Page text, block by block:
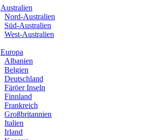
Australien
Nord-Australien
Süd-Australien
West-Australien
Europa
Albanien
Belgien
Deutschland
Färöer Inseln
Finnland
Frankreich
Großbritannien
Italien
Irland